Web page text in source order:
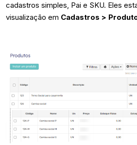
cadastros simples, Pai e SKU. Eles
visualização em Cadastros >